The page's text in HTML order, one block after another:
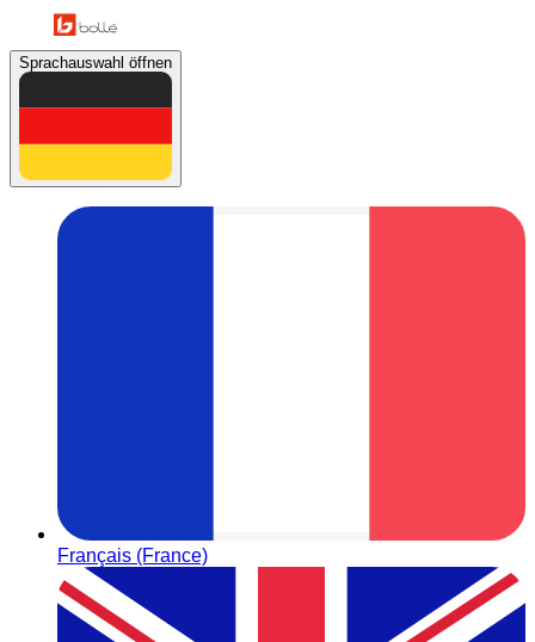
Sprachauswahl öffnen
Français (France)